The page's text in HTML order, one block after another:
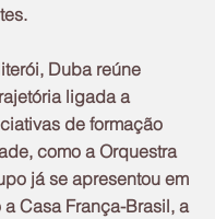
Duba reúne
ligada a
de formação
como a Orquestra
já se apresentou em
Casa França-Brasil, a